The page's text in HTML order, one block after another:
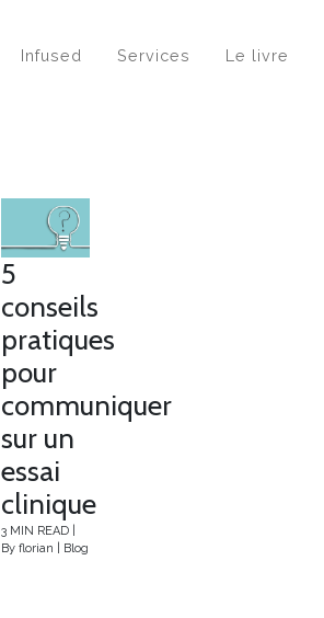
Infused Services Le livre
5
conseils
pratiques
pour
communiquer
sur un
essai
clinique
3 MIN READ
By florian Blog